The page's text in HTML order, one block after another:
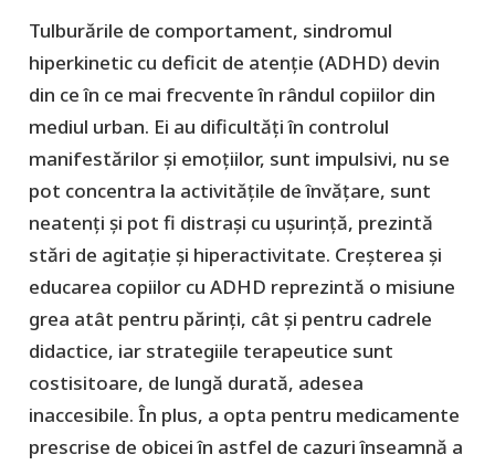
Tulburările de comportament, sindromul
hiperkinetic cu deficit de atenție (ADHD) devin
din ce în ce mai frecvente în rândul copiilor din
mediul urban. Ei au dificultăți în controlul
manifestărilor și emoțiilor, sunt impulsivi, nu se
pot concentra la activitățile de învățare, sunt
neatenți și pot fi distrași cu ușurință, prezintă
stări de agitație și hiperactivitate. Creșterea și
educarea copiilor cu ADHD reprezintă o misiune
grea atât pentru părinți, cât și pentru cadrele
didactice, iar strategiile terapeutice sunt
costisitoare, de lungă durată, adesea
inaccesibile. În plus, a opta pentru medicamente
prescrise de obicei în astfel de cazuri înseamnă a